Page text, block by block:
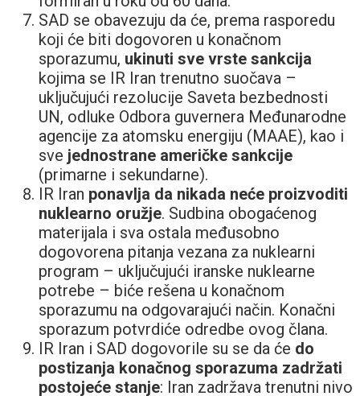
SAD se obavezuju da će, prema rasporedu
koji će biti dogovoren u konačnom
sporazumu, ukinuti sve vrste sankcija
kojima se IR Iran trenutno suočava –
uključujući rezolucije Saveta bezbednosti
UN, odluke Odbora guvernera Međunarodne
agencije za atomsku energiju (MAAE), kao i
sve jednostrane američke sankcije
(primarne i sekundarne).
IR Iran ponavlja da nikada neće proizvoditi
nuklearno oružje. Sudbina obogaćenog
materijala i sva ostala međusobno
dogovorena pitanja vezana za nuklearni
program – uključujući iranske nuklearne
potrebe – biće rešena u konačnom
sporazumu na odgovarajući način. Konačni
sporazum potvrdiće odredbe ovog člana.
IR Iran i SAD dogovorile su se da će do
postizanja konačnog sporazuma zadržati
postojeće stanje: Iran zadržava trenutni nivo